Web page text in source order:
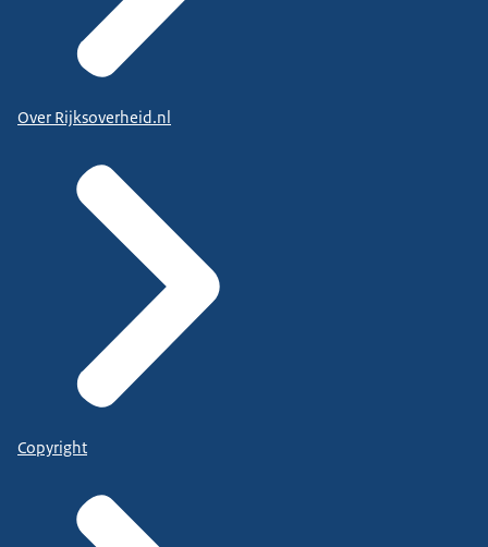
Over Rijksoverheid.nl
Copyright